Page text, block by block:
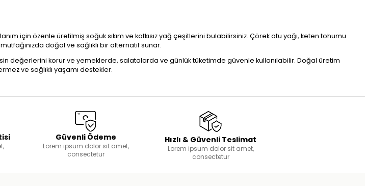
için özenle üretilmiş soğuk sıkım ve katkısız yağ çeşitlerini bulabilirsiniz. Çörek otu yağı, keten tohumu
doğal ve sağlıklı bir alternatif sunar.
değerlerini korur ve yemeklerde, salatalarda ve günlük tüketimde güvenle kullanılabilir. Doğal üretim
ve sağlıklı yaşamı destekler.
Güvenli Ödeme
Lorem ipsum dolor sit amet,
consectetur
Hızlı & Güvenli Teslimat
Lorem ipsum dolor sit amet,
consectetur